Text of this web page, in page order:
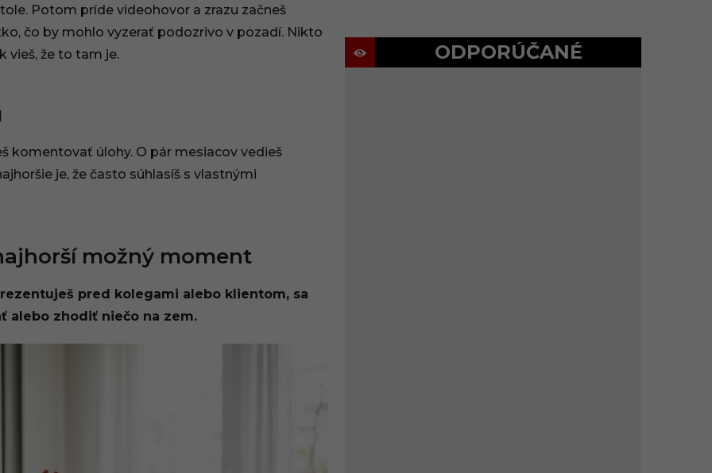
Potom príde videohovor a zrazu začneš
čo by mohlo vyzerať podozrivo v pozadí. Nikto
vieš, že to tam je.
komentovať úlohy. O pár mesiacov vedieš
je, že často súhlasíš s vlastnými
možný moment
pred kolegami alebo klientom, sa
alebo zhodiť niečo na zem.
ODPORÚČANÉ